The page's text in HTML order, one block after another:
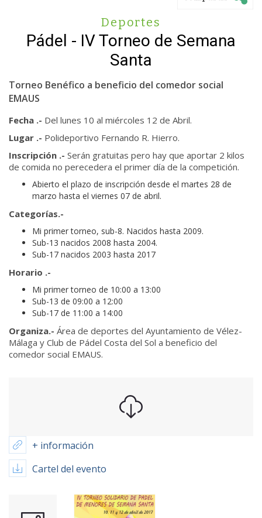
Deportes
Pádel - IV Torneo de Semana
Santa
Torneo Benéfico a beneficio del comedor social
EMAUS
Fecha .- Del lunes 10 al miércoles 12 de Abril.
Lugar .- Polideportivo Fernando R. Hierro.
Inscripción .- Serán gratuitas pero hay que aportar 2 kilos
de comida no perecedera el primer día de la competición.
Abierto el plazo de inscripción desde el martes 28 de
marzo hasta el viernes 07 de abril.
Categorías.-
Mi primer torneo, sub-8. Nacidos hasta 2009.
Sub-13 nacidos 2008 hasta 2004.
Sub-17 nacidos 2003 hasta 2017
Horario .-
Mi primer torneo de 10:00 a 13:00
Sub-13 de 09:00 a 12:00
Sub-17 de 11:00 a 14:00
Organiza.- Área de deportes del Ayuntamiento de Vélez-
Málaga y Club de Pádel Costa del Sol a beneficio del
comedor social EMAUS.
+ información
Cartel del evento